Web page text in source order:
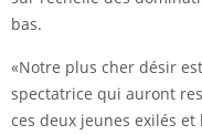
bas.
«Notre plus cher désir
spectatrice qui auront
ces deux jeunes exilés